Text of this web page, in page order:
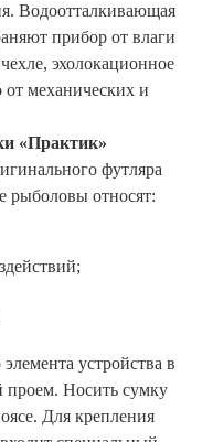
Водоотталкивающая
прибор от влаги
эхолокационное
механических и
«Практик»
футляра
рыболовы относят:
устройства в
проем. Носить сумку
Для крепления